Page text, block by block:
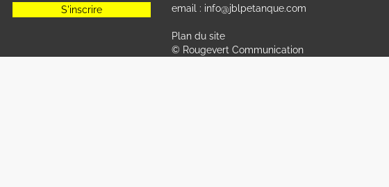
email : info@jblpetanque.com
Plan du site
© Rougevert Communication